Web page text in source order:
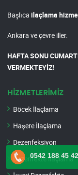
Başlıca ilaçlama
Ankara ve çevre iller.
HAFTA SONU
VERMEKTEYİZ!
HİZMETLERİMİZ
Böcek İlaçlama
Haşere İlaçlama
Dezenfeksiyon
Dezenfekte İlaçlama
0542 188 45 42